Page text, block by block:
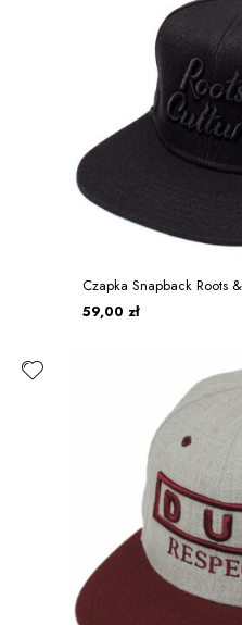
Czapka Snapback Roots
59,00 zł